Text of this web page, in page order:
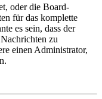
oder die Board-
für das komplette
es sein, dass der
zu
einen Administrator,